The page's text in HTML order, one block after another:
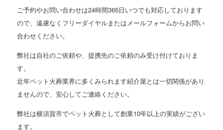
ご予約やお問い合わせは24時間365日いつでも対応しております
ので、遠慮なくフリーダイヤルまたはメールフォームからお問い
合わせください。
弊社は自社のご依頼や、提携先のご依頼のみ受け付けておりま
す。
近年ペット火葬業界に多くみられます紹介屋とは一切関係があり
ませんので、安心してご連絡ください。
弊社は横須賀市でペット火葬として創業10年以上の実績がござい
ます。